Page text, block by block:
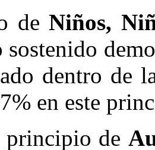
deNiños,
dentro de
en este
principio de